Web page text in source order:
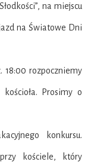
na miejscu
na Światowe Dni
18:00 rozpoczniemy
kościoła. Prosimy o
konkursu.
przy kościele, który